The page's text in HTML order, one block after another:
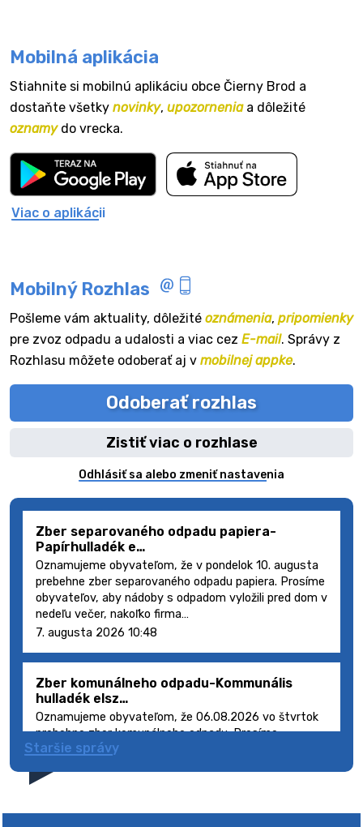
Mobilná aplikácia
Stiahnite si mobilnú aplikáciu obce Čierny Brod a
dostaňte všetky novinky, upozorneniaa dôležité
oznamydo vrecka.
Viac o aplikácii
Mobilný Rozhlas
Pošleme vám aktuality, dôležité oznámenia, pripomienky
pre zvoz odpadu a udalosti a viac cez E-mail. Správy z
Rozhlasu môžete odoberať aj v mobilnej appke.
Odoberať rozhlas
Zistiť viac o rozhlase
Odhlásiť sa alebo zmeniť nastavenia
Zber separovaného odpadu papiera-
Papírhulladék e…
Oznamujeme obyvateľom, že v pondelok 10. augusta
prebehne zber separovaného odpadu papiera. Prosíme
obyvateľov, aby nádoby s odpadom vyložili pred dom v
nedeľu večer, nakoľko firma…
7. augusta 2026 10:48
Zber komunálneho odpadu-Kommunális
hulladék elsz…
Oznamujeme obyvateľom, že 06.08.2026 vo štvrtok
prebehne zber komunálneho odpadu. Prosíme
obyvateľov, aby smetné nádoby s odpadom vyložili
5. augusta 2026 08:41
Staršie správy